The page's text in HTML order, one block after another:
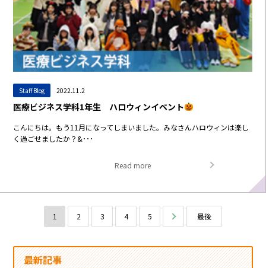
Staff Blog 2022.11.2
医療ビジネス学科1年生 ハロウィンイベント
こんにちは。もう11月になってしまいました。みなさんハロウィンは楽し
く過ごせましたか？&･･･
Read more
1 2 3 4 5 次へ 最後
最新記事